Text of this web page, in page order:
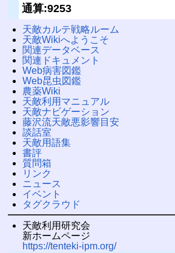
通算:9253
天敵カルテ戦略ルーム
天敵Wikiへようこそ
関連データベース
関連ドキュメント
Web病害図鑑
Web昆虫図鑑
農薬Wiki
天敵利用マニュアル
天敵ナビゲーション
藤沢流天敵悪影響目安
談話室
天敵用語集
書評
質問箱
リンク
ニュース
イベント
タグクラウド
天敵利用研究会
新ホームページ
https://tenteki-ipm.org/